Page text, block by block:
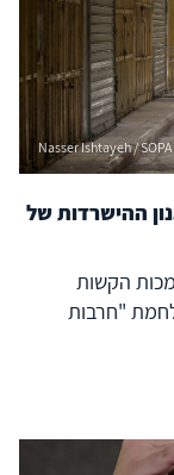
Nasser Ishtayeh /
ההישרדות של
הקשות
"חרבות